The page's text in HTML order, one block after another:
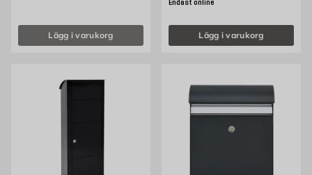
Lägg i varukorg
Endast online
Lägg i varukorg